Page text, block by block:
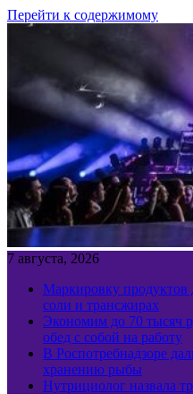
Перейти к содержимому
7 августа, 2026
Маркировку продуктов
соли и трансжирах
Экономим до 70 тысяч
обед с собой на работу
В Роспотребнадзоре
хранению рыбы
Нутрициолог назвала